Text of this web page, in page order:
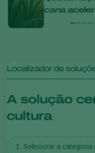
cana
soluções
Localizador de
A solução
cultura
1. Selecione a categoria